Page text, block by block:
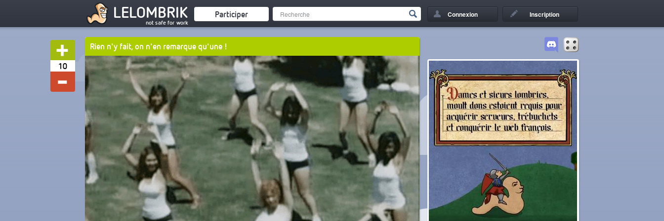
LELOMBRIK
not safe for work
Participer Connexion Inscription
10
Rien n'y fait, on n'en remarque qu'une !